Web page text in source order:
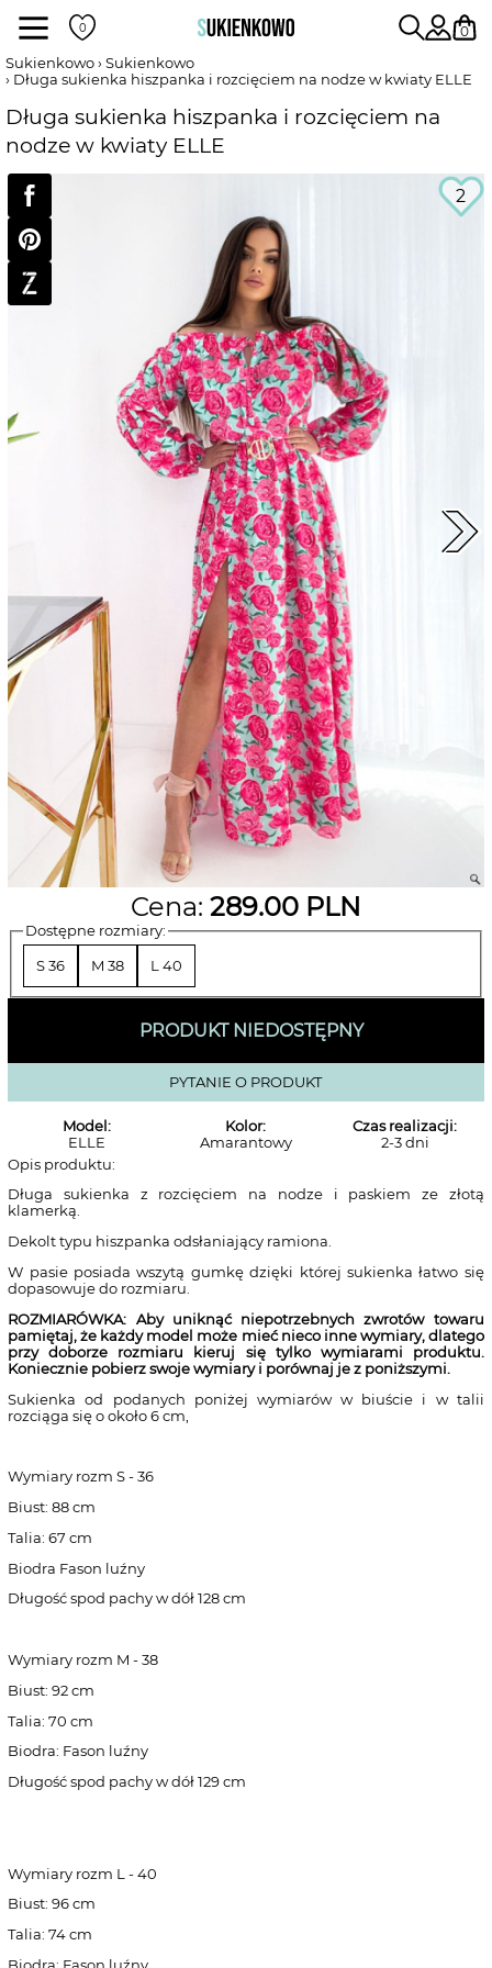
Sukienki
WEDŁUG KOLORU
0
Sukienkowo
Sukienkowo
Długa sukienka hiszpanka i rozcięciem na nodze w kwiaty ELLE
Długa sukienka hiszpanka i rozcięciem na
nodze w kwiaty ELLE
2
Cena: 289.00 PLN
Dostępne rozmiary:
S 36 M 38 L 40
PRODUKT NIEDOSTĘPNY
PYTANIE O PRODUKT
Model:
ELLE
Kolor:
Amarantowy
Czas realizacji:
2-3 dni
Opis produktu:
Długa sukienka z rozcięciem na nodze i paskiem ze złotą
klamerką.
Dekolt typu hiszpanka odsłaniający ramiona.
W pasie posiada wszytą gumkę dzięki której sukienka łatwo się
dopasowuje do rozmiaru.
ROZMIARÓWKA: Aby uniknąć niepotrzebnych zwrotów towaru
pamiętaj, że każdy model może mieć nieco inne wymiary, dlatego
przy doborze rozmiaru kieruj się tylko wymiarami produktu.
Koniecznie pobierz swoje wymiary i porównaj je z poniższymi.
Sukienka od podanych poniżej wymiarów w biuście i w talii
rozciąga się o około 6 cm,
Wymiary rozm S - 36
Biust: 88 cm
Talia: 67 cm
Biodra Fason luźny
Długość spod pachy w dół 128 cm
Wymiary rozm M - 38
Biust: 92 cm
Talia: 70 cm
Biodra: Fason luźny
Długość spod pachy w dół 129 cm
Wymiary rozm L - 40
Biust: 96 cm
Talia: 74 cm